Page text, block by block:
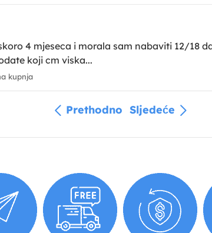
4 mjeseca i morala sam nabaviti 12/18
koji cm viska...
kupnja
Prethodno Sljedeće